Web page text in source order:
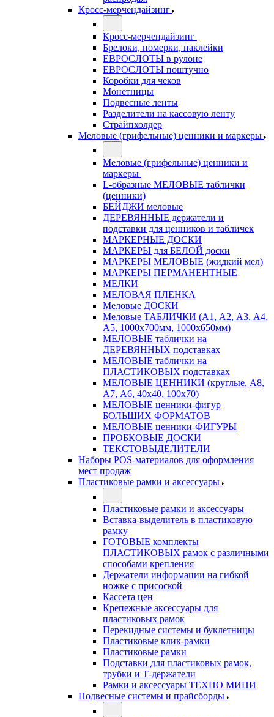
Кросс-мерчендайзинг
Кросс-мерчендайзинг
Брелоки, номерки, наклейки
ЕВРОСЛОТЫ в рулоне
ЕВРОСЛОТЫ поштучно
Коробки для чеков
Монетницы
Подвесные ленты
Разделители на кассовую ленту
Страйпхолдер
Меловые (грифельные) ценники и маркеры
Меловые (грифельные) ценники и
маркеры
L-образные МЕЛОВЫЕ таблички
(ценники)
БЕЙДЖИ меловые
ДЕРЕВЯННЫЕ держатели и
подставки для ценников и табличек
МАРКЕРНЫЕ ДОСКИ
МАРКЕРЫ для БЕЛОЙ доски
МАРКЕРЫ МЕЛОВЫЕ (жидкий мел)
МАРКЕРЫ ПЕРМАНЕНТНЫЕ
МЕЛКИ
МЕЛОВАЯ ПЛЕНКА
Меловые ДОСКИ
Меловые ТАБЛИЧКИ (А1, А2, А3, А4,
А5, 1000х700мм, 1000х650мм)
МЕЛОВЫЕ таблички на
ДЕРЕВЯННЫХ подставках
МЕЛОВЫЕ таблички на
ПЛАСТИКОВЫХ подставках
МЕЛОВЫЕ ЦЕННИКИ (круглые, А8,
А7, А6, 40х40, 100х70)
МЕЛОВЫЕ ценники-фигур
БОЛЬШИХ ФОРМАТОВ
МЕЛОВЫЕ ценники-ФИГУРЫ
ПРОБКОВЫЕ ДОСКИ
ТЕКСТОВЫДЕЛИТЕЛИ
Наборы POS-материалов для оформления
мест продаж
Пластиковые рамки и аксессуары
Пластиковые рамки и аксессуары
Вставка-выделитель в пластиковую
рамку
ГОТОВЫЕ комплекты
ПЛАСТИКОВЫХ рамок с различными
способами крепления
Держатели информации на гибкой
ножке с присоской
Кассета цен
Крепежные аксессуары для
пластиковых рамок
Перекидные системы и буклетницы
Пластиковые клик-рамки
Пластиковые рамки
Подставки для пластиковых рамок,
трубки и Т-держатели
Рамки и аксессуары ТЕХНО МИНИ
Подвесные системы и прайсборды